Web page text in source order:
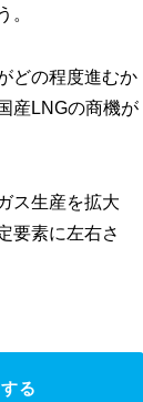
。
どの程度進むか
産LNGの商機が
ス生産を拡大
要素に左右さ
る